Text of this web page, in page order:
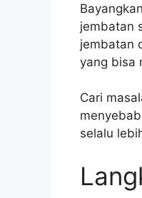
jembatan
jembatan
yang bisa
Cari
selalu